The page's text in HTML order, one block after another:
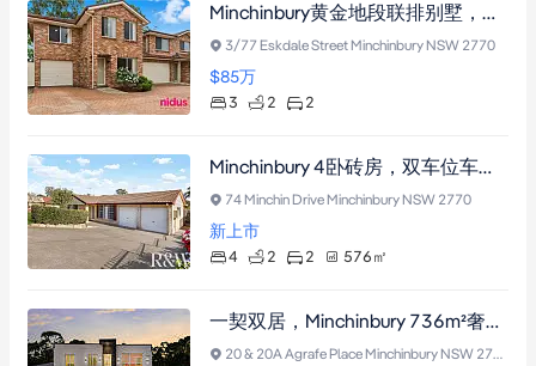
Minchinbury黄金地段联排别墅，三房两卫，精装修低维护，近名校购物中心
3/77 Eskdale Street Minchinbury NSW 2770
$85万
3 2 2
Minchinbury 4卧砖房，双车位车库，多生活区，近购物中心，便捷交通
74 Minchin Drive Minchinbury NSW 2770
新上市
4 2 2 576 ㎡
一契双居，Minchinbury 736m²奢华府邸+姻亲房，双收入投资臻品。
20 & 20A Agrafe Place Minchinbury NSW 2770